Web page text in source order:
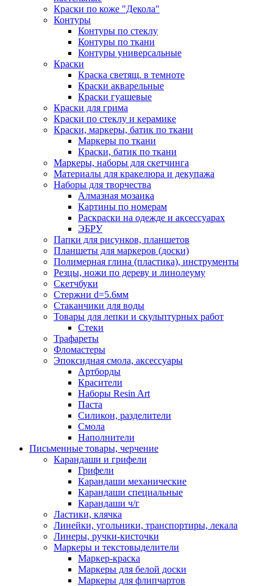
Краски по коже "Декола"
Контуры
Контуры по стеклу
Контуры по ткани
Контуры универсальные
Краски
Краска светящ. в темноте
Краски акварельные
Краски гуашевые
Краски для грима
Краски по стеклу и керамике
Краски, маркеры, батик по ткани
Маркеры по ткани
Краски, батик по ткани
Маркеры, наборы для скетчинга
Материалы для кракелюра и декупажа
Наборы для творчества
Алмазная мозаика
Картины по номерам
Раскраски на одежде и аксессуарах
ЭБРУ
Папки для рисунков, планшетов
Планшеты для маркеров (доски)
Полимерная глина (пластика), инструменты
Резцы, ножи по дереву и линолеуму
Скетчбуки
Стержни d=5.6мм
Стаканчики для воды
Товары для лепки и скульптурных работ
Стеки
Трафареты
Фломастеры
Эпоксидная смола, аксессуары
Артборды
Красители
Наборы Resin Art
Паста
Силикон, разделители
Смола
Наполнители
Письменные товары, черчение
Карандаши и грифели
Грифели
Карандаши механические
Карандаши специальные
Карандаши ч/г
Ластики, клячка
Линейки, угольники, транспортиры, лекала
Линеры, ручки-кисточки
Маркеры и текстовыделители
Маркер-краска
Маркеры для белой доски
Маркеры для флипчартов